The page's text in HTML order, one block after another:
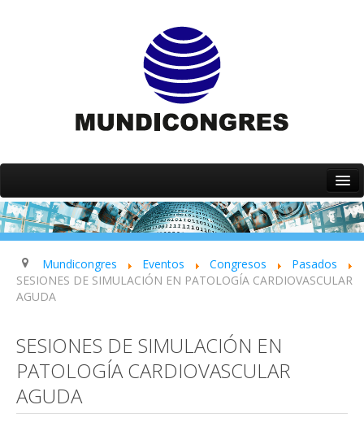
Inicio
Quiénes somos
Servicios
Eventos
Mundicongres Eventos Congresos
Pasados
SESIONES DE SIMULACIÓN EN PATOLOGÍA CARDIOVASCULAR
AGUDA
SESIONES DE SIMULACIÓN EN
PATOLOGÍA CARDIOVASCULAR
AGUDA